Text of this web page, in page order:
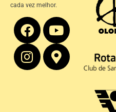
cada vez melhor.